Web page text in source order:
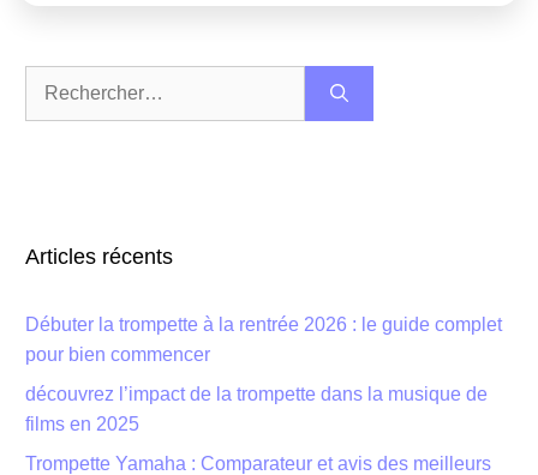
Articles récents
Débuter la trompette à la rentrée 2026 : le guide complet
pour bien commencer
découvrez l’impact de la trompette dans la musique de
films en 2025
Trompette Yamaha : Comparateur et avis des meilleurs